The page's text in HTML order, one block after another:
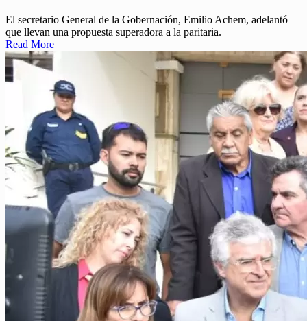
El secretario General de la Gobernación, Emilio Achem, adelantó
que llevan una propuesta superadora a la paritaria.
Read More